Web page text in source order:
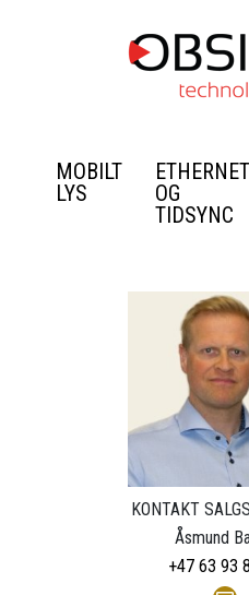
MOBILT
LYS
ETHERNET
OG
TIDSYNC
KONTAKT
Åsmund
+47 63 93